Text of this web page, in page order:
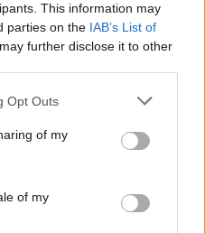
This information may
parties on the IAB’s List of
further disclose it to other
Opt Outs
of my
of my
Υπ. Μεταφορών: Οριστική λύση
στο ζήτημα των πινακίδων
κυκλοφορίας - Τέλος στις
στην KG Mobility
Ατρόμητος και Novibet